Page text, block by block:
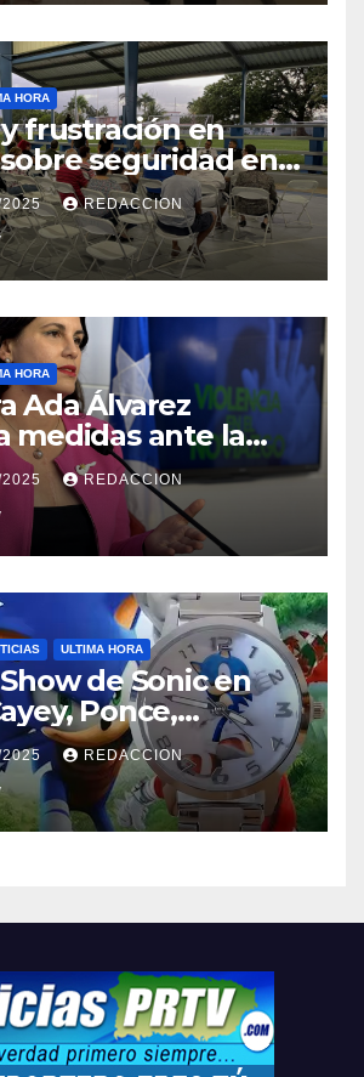
HORA
frustración en
seguridad en
2025 REDACCION
HORA
Ada Álvarez
medidas ante la
en el noviazgo
REDACCION
ULTIMA HORA
de Sonic en
Ponce,
y Humacao,
para el que
REDACCION